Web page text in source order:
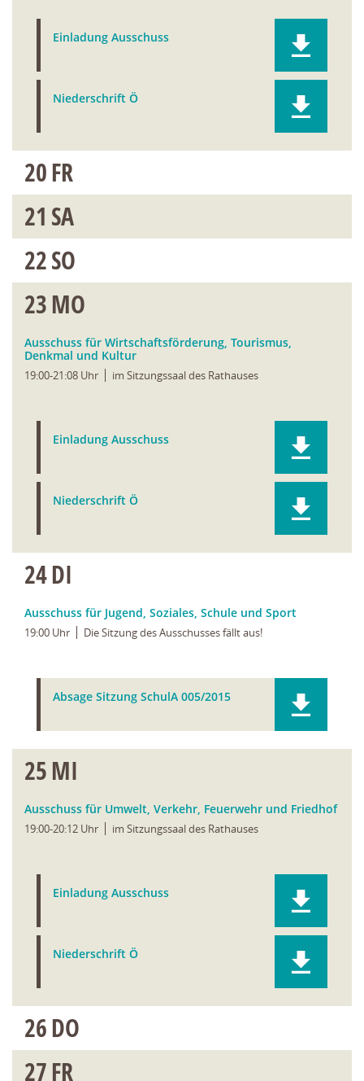
Einladung Ausschuss
Niederschrift Ö
20FR
21 SA
22SO
23MO
Ausschuss für Wirtschaftsförderung, Tourismus,
Denkmal und Kultur
19:00-21:08 Uhr im Sitzungssaal des Rathauses
Einladung Ausschuss
Niederschrift Ö
24DI
Ausschuss für Jugend, Soziales, Schule und Sport
19:00 Uhr Die Sitzung des Ausschusses fällt aus!
Absage Sitzung SchulA 005/2015
25MI
Ausschuss für Umwelt, Verkehr, Feuerwehr und Friedhof
19:00-20:12 Uhr im Sitzungssaal des Rathauses
Einladung Ausschuss
Niederschrift Ö
26DO
27FR